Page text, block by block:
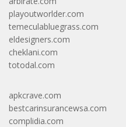
playoutworlder.com
temeculabluegrass.com
eldesigners.com
cheklani.com
totodal.com
apkcrave.com
bestcarinsurancewsa.com
complidia.com